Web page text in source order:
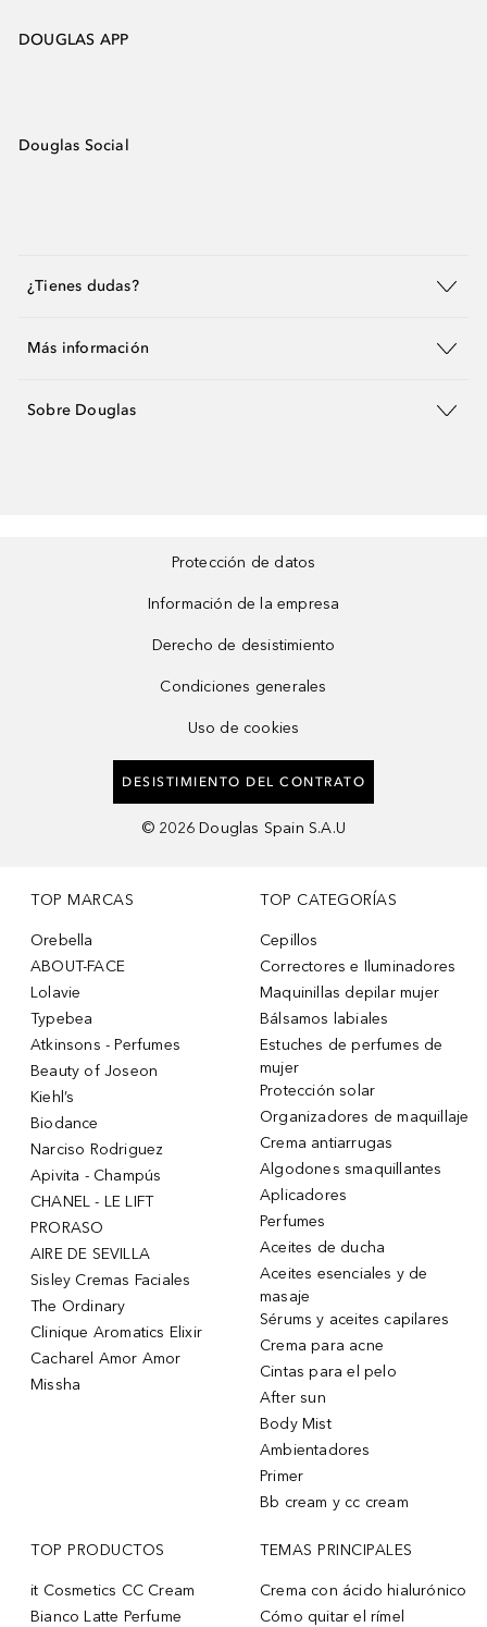
DOUGLAS APP
Douglas Social
¿Tienes dudas?
Más información
Sobre Douglas
Protección de datos
Información de la empresa
Derecho de desistimiento
Condiciones generales
Uso de cookies
DESISTIMIENTO DEL CONTRATO
© 2026 Douglas Spain S.A.U
TOP MARCAS
Orebella
ABOUT-FACE
Lolavie
Typebea
Atkinsons - Perfumes
Beauty of Joseon
Kiehl’s
Biodance
Narciso Rodriguez
Apivita - Champús
CHANEL - LE LIFT
PRORASO
AIRE DE SEVILLA
Sisley Cremas Faciales
The Ordinary
Clinique Aromatics Elixir
Cacharel Amor Amor
Missha
TOP CATEGORÍAS
Cepillos
Correctores e Iluminadores
Maquinillas depilar mujer
Bálsamos labiales
Estuches de perfumes de
mujer
Protección solar
Organizadores de maquillaje
Crema antiarrugas
Algodones smaquillantes
Aplicadores
Perfumes
Aceites de ducha
Aceites esenciales y de
masaje
Sérums y aceites capilares
Crema para acne
Cintas para el pelo
After sun
Body Mist
Ambientadores
Primer
Bb cream y cc cream
TOP PRODUCTOS
it Cosmetics CC Cream
Bianco Latte Perfume
TEMAS PRINCIPALES
Crema con ácido hialurónico
Cómo quitar el rímel